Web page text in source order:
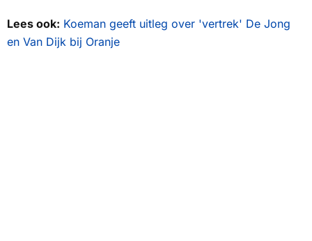
Lees ook: Koeman geeft uitleg over 'vertrek' De Jong
en Van Dijk bij Oranje